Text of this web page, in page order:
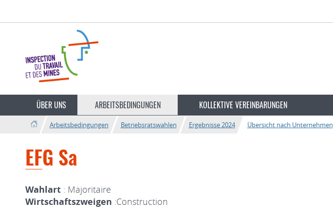
wechseln
ÜBER UNS ARBEITSBEDINGUNGEN KOLLEKTIVE VEREINBARUNGEN
Arbeitsbedingungen Betriebsratswahlen Ergebnisse 2024 Übersicht nach Unternehmen
EFG Sa
Wahlart : Majoritaire
Wirtschaftszweigen :Construction